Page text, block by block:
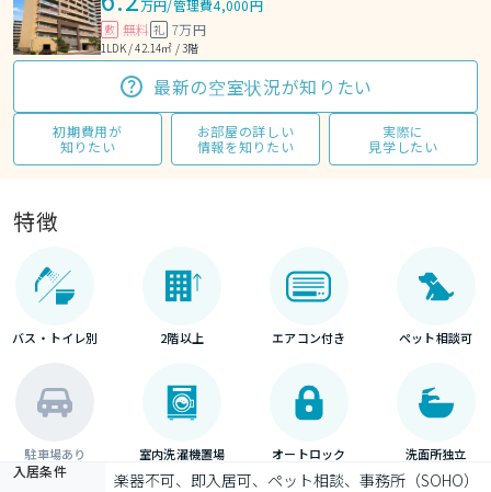
万円/管理費4,000円
敷 無料 礼 7万円
1LDK / 42.14㎡ / 3階
最新の空室状況が知りたい
初期費用が
知りたい
お部屋の詳しい
情報を知りたい
実際に
見学したい
特徴
バス・トイレ別 2階以上 エアコン付き ペット相談可
駐車場あり 室内洗濯機置場 オートロック 洗面所独立
入居条件
楽器不可、即入居可、ペット相談、事務所（SOHO）